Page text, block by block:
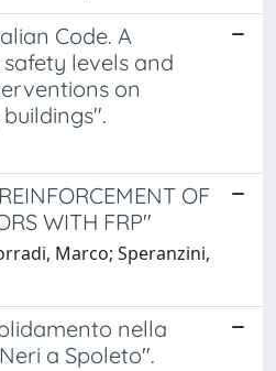
Code. A
levels and
on
OF
WITH FRP"
Marco; Speranzini,
nella
a Spoleto".